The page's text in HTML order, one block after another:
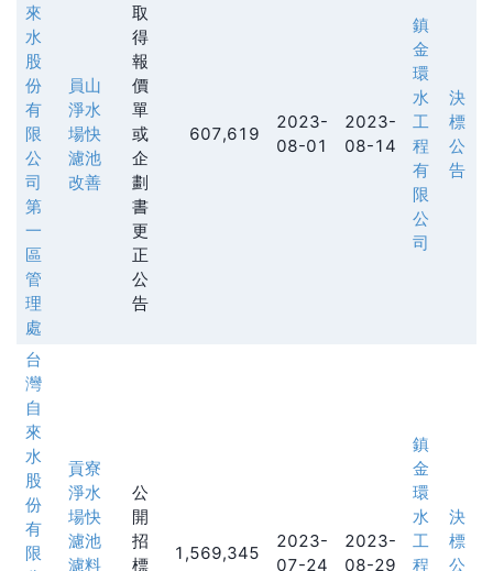
來
水
股
份
有
限
公
司
第
一
區
管
理
處
員山
淨水
場快
濾池
改善
取
得
報
價
單
或
企
劃
書
更
正
公
告
607,619
2023-
08-01
2023-
08-14
鎮
金
環
水
工
程
有
限
公
司
決
標
公
告
台
灣
自
來
水
股
份
有
限
貢寮
淨水
場快
濾池
濾料
公
開
招
標
1,569,345
2023-
07-24
2023-
08-29
鎮
金
環
水
工
程
決
標
公